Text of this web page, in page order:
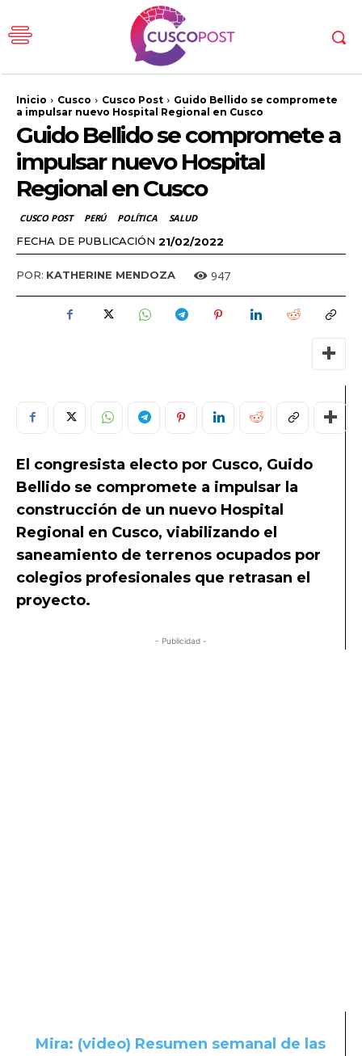
Inicio Cusco Cusco Post
Guido Bellido se compromete
a impulsar nuevo Hospital Regional en Cusco
Guido Bellido se compromete a
impulsar nuevo Hospital
Regional en Cusco
CUSCO POST PERÚ POLÍTICA SALUD
FECHA DE PUBLICACIÓN 21/02/2022
POR: KATHERINE MENDOZA 947
El congresista electo por Cusco, Guido
Bellido se compromete a impulsar la
construcción de un nuevo Hospital
Regional en Cusco, viabilizando el
saneamiento de terrenos ocupados por
colegios profesionales que retrasan el
proyecto.
- Publicidad -
Mira: (video) Resumen semanal de las